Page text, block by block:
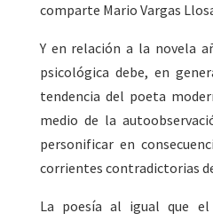
comparte Mario Vargas
Y en relación a la novela
psicológica debe, en
tendencia del poeta
medio de la
personificar en
corrientes contradictorias
La poesía al igual que